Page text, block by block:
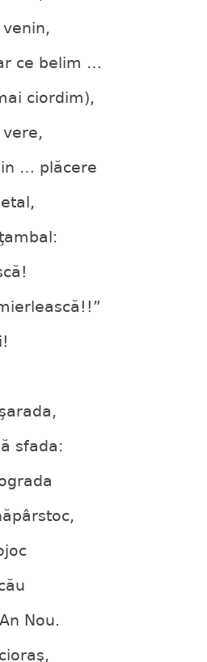
venin,
ce belim …
ciordim),
vere,
… plăcere
sfada:
Nou.